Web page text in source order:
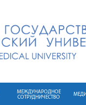
МЕЖДУНАРОДНОЕ
СОТРУДНИЧЕСТВО